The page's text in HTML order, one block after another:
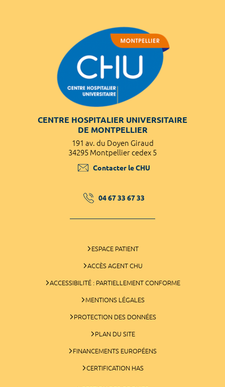
CENTRE HOSPITALIER UNIVERSITAIRE
DE MONTPELLIER
191 av. du Doyen Giraud
34295 Montpellier cedex 5
Contacter le CHU
04 67 33 67 33
ESPACE PATIENT
ACCÈS AGENT CHU
ACCESSIBILITÉ : PARTIELLEMENT CONFORME
MENTIONS LÉGALES
PROTECTION DES DONNÉES
PLAN DU SITE
FINANCEMENTS EUROPÉENS
CERTIFICATION HAS